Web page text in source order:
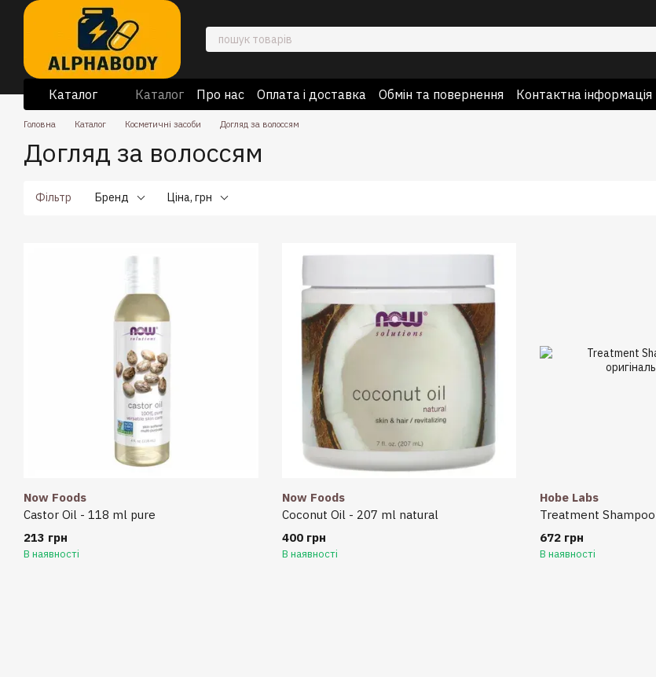
Перейти до основного контенту
Каталог Каталог Про нас Оплата і доставка Обмін та повернення Контактна інформація
Відгуки про магазин
Відомості про продавця Гарантія якості та оригінальності
Головна Каталог Косметичні засоби Догляд за волоссям
Догляд за волоссям
Фільтр Бренд Ціна, грн
Now Foods
Castor Oil - 118 ml pure
213 грн
В наявності
Now Foods
Coconut Oil - 207 ml natural
400 грн
В наявності
Hobe Labs
Treatment
672 грн
В наявності